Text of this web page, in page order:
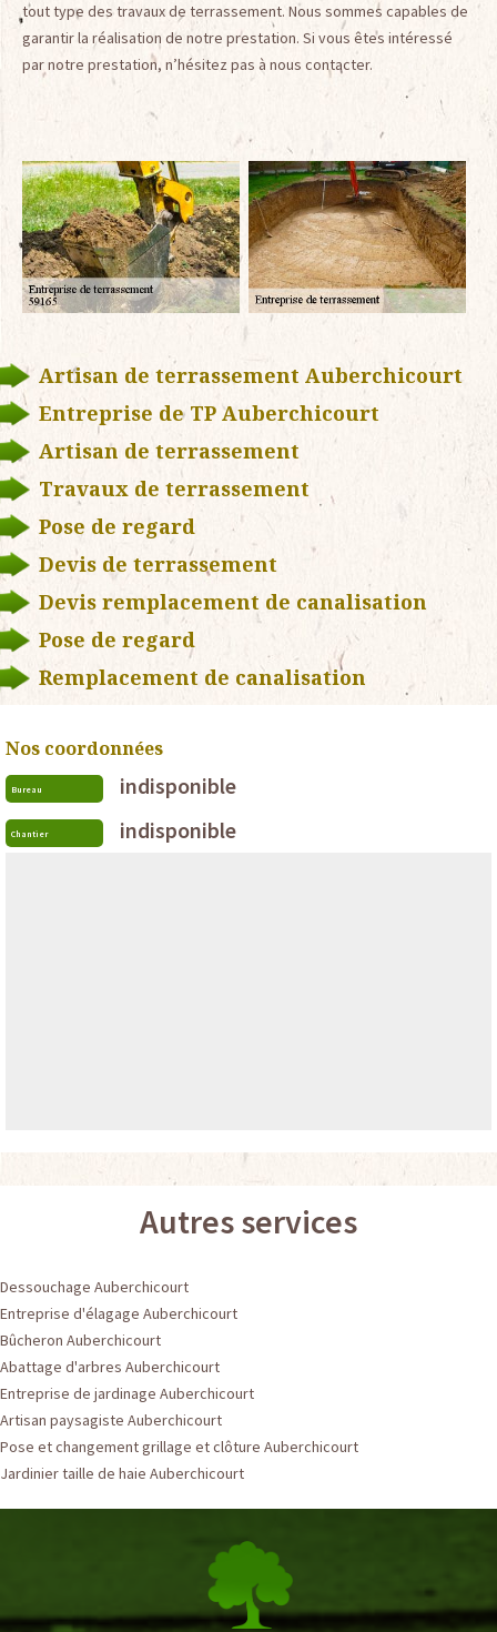
tout type des travaux de terrassement. Nous sommes capables de
garantir la réalisation de notre prestation. Si vous êtes intéressé
par notre prestation, n’hésitez pas à nous contacter.
Artisan de terrassement Auberchicourt
Entreprise de TP Auberchicourt
Artisan de terrassement
Travaux de terrassement
Pose de regard
Devis de terrassement
Devis remplacement de canalisation
Pose de regard
Remplacement de canalisation
Nos coordonnées
Bureau indisponible
Chantier indisponible
Autres services
Dessouchage Auberchicourt
Entreprise d'élagage Auberchicourt
Bûcheron Auberchicourt
Abattage d'arbres Auberchicourt
Entreprise de jardinage Auberchicourt
Artisan paysagiste Auberchicourt
Pose et changement grillage et clôture Auberchicourt
Jardinier taille de haie Auberchicourt